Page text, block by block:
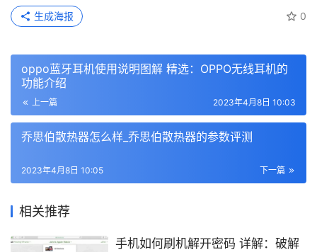
0
生成海报
oppo蓝牙耳机使用说明图解 精选：OPPO无线耳机的
功能介绍
上一篇 2023年4月8日 10:03
乔思伯散热器怎么样_乔思伯散热器的参数评测
下一篇
2023年4月8日 10:05
相关推荐
手机如何刷机解开密码 详解：破解